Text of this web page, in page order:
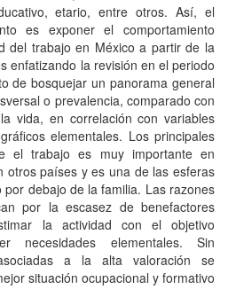
etario, entre otros. Así, el
es exponer el comportamiento
del trabajo en México a partir de la
enfatizando la revisión en el periodo
de bosquejar un panorama general
o prevalencia, comparado con
vida, en correlación con variables
elementales. Los principales
el trabajo es muy importante en
otros países y es una de las esferas
debajo de la familia. Las razones
por la escasez de benefactores
la actividad con el objetivo
necesidades elementales. Sin
a la alta valoración se
situación ocupacional y formativo